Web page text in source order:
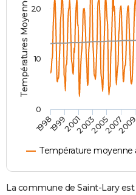
Destinations
City break
Voyage nature
Voyage de noces
Forum
Climat
PHOTO
GUIDES D'ACHAT
BONS PLANS
CARTE DE VOEUX
Carte de Noël
Carte Bonne année
Carte Saint-Valentin
Carte Pâques
Carte d'anniversaire
DICTIONNAIRE
S'inscrire
Se connecter
Lycées
Collèges
Primaires
Universités
Entreprises
Service militaire
Avis de recherche
AVIS DE DÉCÈS
Températures Moyennes ( °C )
Température moyenne
199819992001200320052007
0
10
20
La commune de Saint-Lary